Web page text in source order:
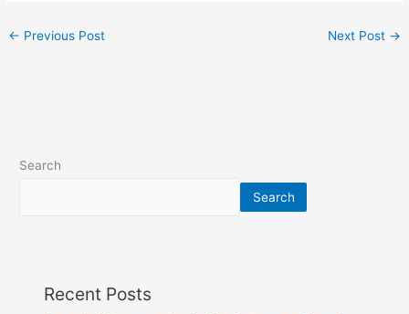
← Previous Post Next Post →
Search
Search
Recent Posts